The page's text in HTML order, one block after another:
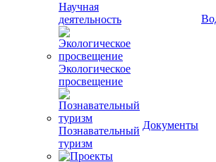
Научная
деятельность
Экологическое
просвещение
Познавательный
туризм
Документы